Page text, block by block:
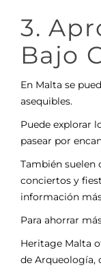
3.
Bajo
En Malta se
asequibles.
Puede explorar
pasear por
También suelen
conciertos y
información
Para ahorrar
Heritage Malta
de Arqueología,